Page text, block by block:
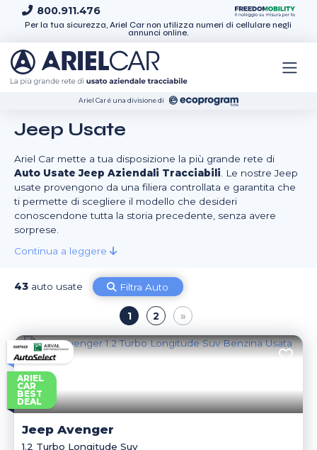
Skip to content
800.911.476
Per la tua sicurezza, Ariel Car non utilizza numeri di cellulare negli
annunci online.
Ariel Car é una divisione di
Jeep Usate
Ariel Car mette a tua disposizione la più grande rete di
Auto Usate Jeep Aziendali Tracciabili . Le nostre Jeep
usate provengono da una filiera controllata e garantita che
ti permette di scegliere il modello che desideri
conoscendone tutta la storia precedente, senza avere
sorprese.
Continua a leggere
43 auto usate Filtra Auto
1 2
ARIEL
CAR
BEST
DEAL
Jeep Avenger
1.2 Turbo Longitude Suv